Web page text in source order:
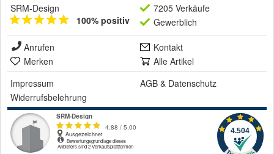
SRM-Design
100% positiv
7205 Verkäufe
Gewerblich
Anrufen
Kontakt
Merken
Alle Artikel
Impressum
AGB & Datenschutz
Widerrufsbelehrung